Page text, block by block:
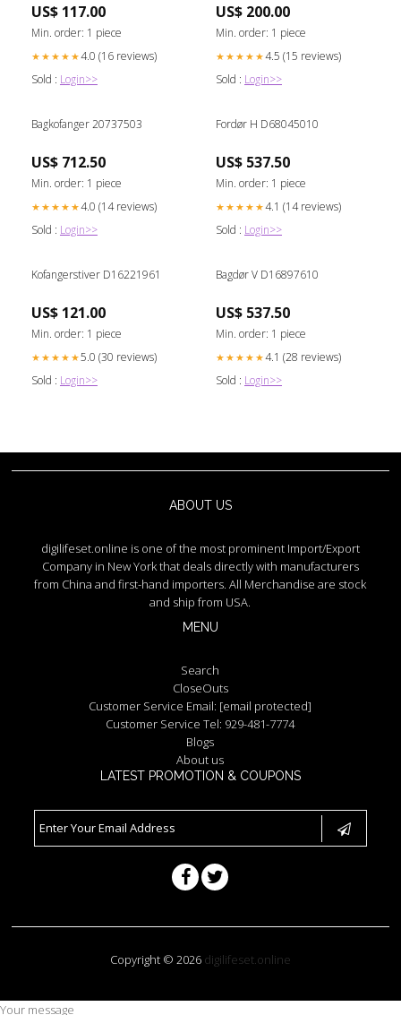
US$ 117.00
Min. order: 1 piece
★★★★★4.0 (16 reviews)
Sold : Login>>
US$ 200.00
Min. order: 1 piece
★★★★★4.5 (15 reviews)
Sold : Login>>
Bagkofanger 20737503
US$ 712.50
Min. order: 1 piece
★★★★★4.0 (14 reviews)
Sold : Login>>
Fordør H D68045010
US$ 537.50
Min. order: 1 piece
★★★★★4.1 (14 reviews)
Sold : Login>>
Kofangerstiver D16221961
US$ 121.00
Min. order: 1 piece
★★★★★5.0 (30 reviews)
Sold : Login>>
Bagdør V D16897610
US$ 537.50
Min. order: 1 piece
★★★★★4.1 (28 reviews)
Sold : Login>>
ABOUT US
digilifeset.online is one of the most prominent Import/Export
Company in New York that deals directly with manufacturers
from China and first-hand importers. All Merchandise are stock
and ship from USA.
MENU
Search
CloseOuts
Customer Service Email: [email protected]
Customer Service Tel: 929-481-7774
Blogs
About us
LATEST PROMOTION & COUPONS
Copyright © 2026 digilifeset.online
Your message